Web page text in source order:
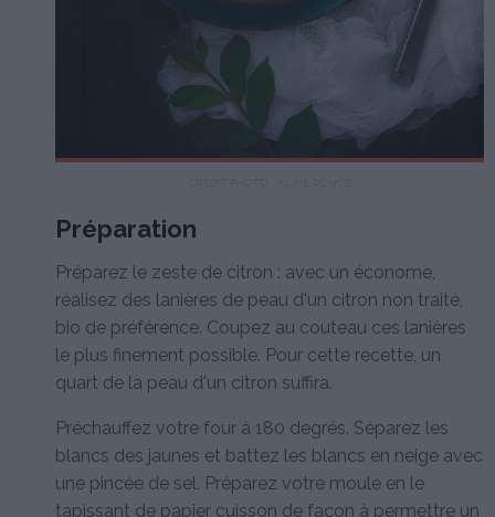
Préparation
Préparez le zeste de citron : avec un économe,
réalisez des lanières de peau d'un citron non traité,
bio de préférence. Coupez au couteau ces lanières
le plus finement possible. Pour cette recette, un
quart de la peau d'un citron suffira.
Préchauffez votre four à 180 degrés. Séparez les
blancs des jaunes et battez les blancs en neige avec
une pincée de sel. Préparez votre moule en le
tapissant de papier cuisson de façon à permettre un